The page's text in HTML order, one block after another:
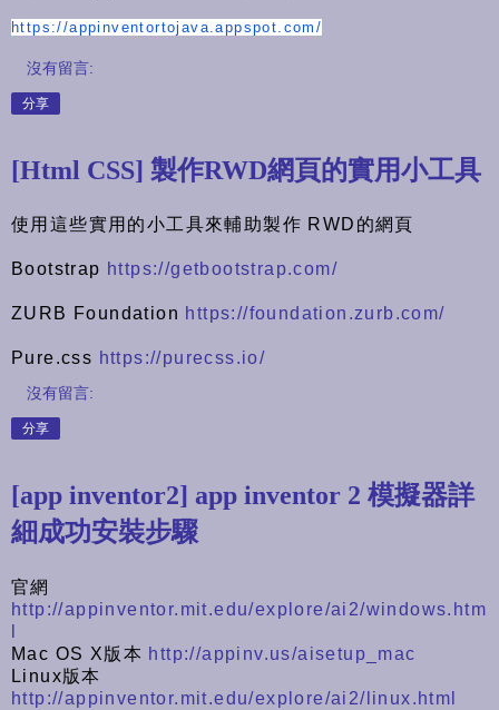
https://appinventortojava.appspot.com/
沒有留言:
分享
[Html CSS] 製作RWD網頁的實用小工具
使用這些實用的小工具來輔助製作 RWD的網頁
Bootstrap https://getbootstrap.com/
ZURB Foundation https://foundation.zurb.com/
Pure.css https://purecss.io/
沒有留言:
分享
[app inventor2] app inventor 2 模擬器詳
細成功安裝步驟
官網
http://appinventor.mit.edu/explore/ai2/windows.htm
Mac OS X版本 http://appinv.us/aisetup_mac
Linux版本
http://appinventor.mit.edu/explore/ai2/linux.html